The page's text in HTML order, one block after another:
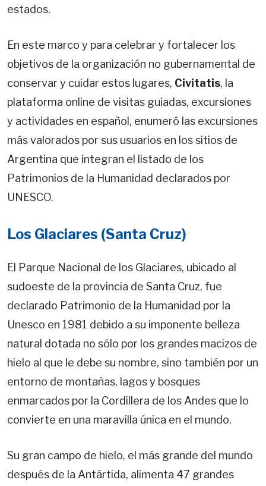
estados.
En este marco y para celebrar y fortalecer los
objetivos de la organización no gubernamental de
conservar y cuidar estos lugares, Civitatis, la
plataforma online de visitas guiadas, excursiones
y actividades en español, enumeró las excursiones
más valorados por sus usuarios en los sitios de
Argentina que integran el listado de los
Patrimonios de la Humanidad declarados por
UNESCO.
Los Glaciares (Santa Cruz)
El Parque Nacional de los Glaciares, ubicado al
sudoeste de la provincia de Santa Cruz, fue
declarado Patrimonio de la Humanidad por la
Unesco en 1981 debido a su imponente belleza
natural dotada no sólo por los grandes macizos de
hielo al que le debe su nombre, sino también por un
entorno de montañas, lagos y bosques
enmarcados por la Cordillera de los Andes que lo
convierte en una maravilla única en el mundo.
Su gran campo de hielo, el más grande del mundo
después de la Antártida, alimenta 47 grandes